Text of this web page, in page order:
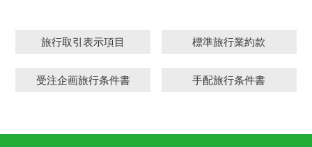
旅行取引表示項目 標準旅行業約款
受注企画旅行条件書 手配旅行条件書